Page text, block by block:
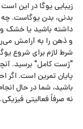
زیبایی یوگا در این
بدنی، بدن یوگاست.
داشته باشید یا خشک
و ذهن را به آرامش
شرط لازم برای شروع
"ژست کامل" برسید.
پایان تمرین است.
باشید، شما در حال
نه صرفاً فعالیتی